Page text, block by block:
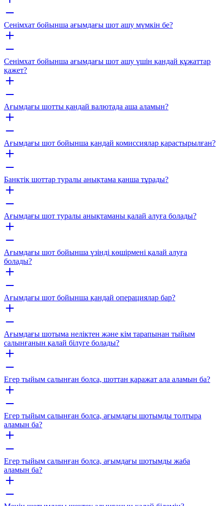
Сенімхат бойынша ағымдағы шот ашу мүмкін бе?
Сенімхат бойынша ағымдағы шот ашу үшін қандай құжаттар
қажет?
Ағымдағы шотты қандай валютада аша аламын?
Ағымдағы шот бойынша қандай комиссиялар қарастырылған?
Банктік шоттар туралы анықтама қанша тұрады?
Ағымдағы шот туралы анықтаманы қалай алуға болады?
Ағымдағы шот бойынша үзінді көшірмені қалай алуға
болады?
Ағымдағы шот бойынша қандай операциялар бар?
Ағымдағы шотыма неліктен және кім тарапынан тыйым
салынғанын қалай білуге ​​болады?
Егер тыйым салынған болса, шоттан қаражат ала аламын ба?
Егер тыйым салынған болса, ағымдағы шотымды толтыра
аламын ба?
Егер тыйым салынған болса, ағымдағы шотымды жаба
аламын ба?